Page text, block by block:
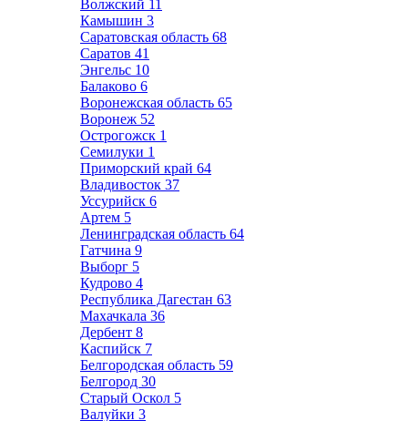
Волжский 11
Камышин 3
Саратовская область 68
Саратов 41
Энгельс 10
Балаково 6
Воронежская область 65
Воронеж 52
Острогожск 1
Семилуки 1
Приморский край 64
Владивосток 37
Уссурийск 6
Артем 5
Ленинградская область 64
Гатчина 9
Выборг 5
Кудрово 4
Республика Дагестан 63
Махачкала 36
Дербент 8
Каспийск 7
Белгородская область 59
Белгород 30
Старый Оскол 5
Валуйки 3